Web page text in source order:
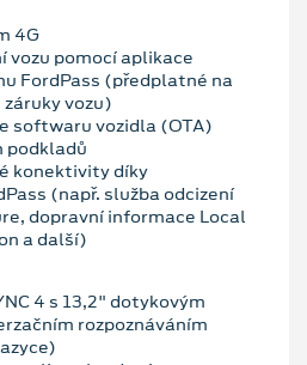
4G
vozu pomocí aplikace
FordPass (předplatné na
vozu)
softwaru vozidla (OTA)
podkladů
konektivity díky
(např. služba odcizení
dopravní informace Local
a další)
4 s 13,2" dotykovým
rozpoznáváním